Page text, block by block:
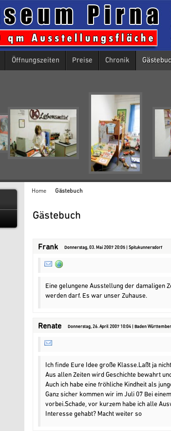
Öffnungszeiten Preise Chronik
Home Gästebuch
Gästebuch
Frank Donnerstag, 03. Mai 2007 20:05 | Spitzkunnersdorf
Eine gelungene Ausstellung der damaligen
werden darf. Es war unser Zuhause.
Renate Donnerstag, 26. April 2007 10:04 | Baden
Ich finde Eure Idee große Klasse.Laßt ja
Aus allen Zeiten wird Geschichte bewahrt
Auch ich habe eine fröhliche Kindheit als
Ganz sicher kommen wir im Juli 07 Bei
vorbei.Schade, vor kurzem habe ich alle
Interesse gehabt? Macht weiter so